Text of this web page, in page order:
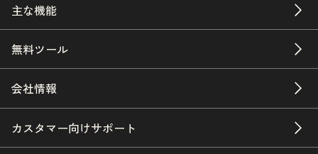
主な機能
無料ツール
会社情報
カスタマー向けサポート